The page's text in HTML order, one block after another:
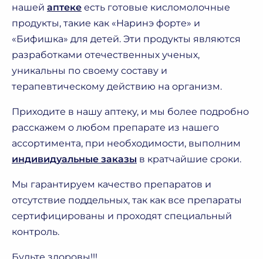
нашей аптеке есть готовые кисломолочные
продукты, такие как «Наринэ форте» и
«Бифишка» для детей. Эти продукты являются
разработками отечественных ученых,
уникальны по своему составу и
терапевтическому действию на организм.
Приходите в нашу аптеку, и мы более подробно
расскажем о любом препарате из нашего
ассортимента, при необходимости, выполним
индивидуальные заказы в кратчайшие сроки.
Мы гарантируем качество препаратов и
отсутствие поддельных, так как все препараты
сертифицированы и проходят специальный
контроль.